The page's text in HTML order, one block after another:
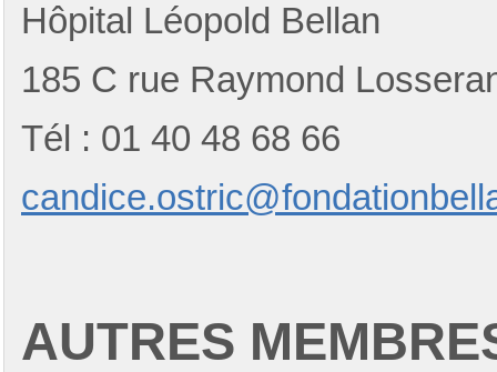
Hôpital Léopold Bellan
185 C rue Raymond
Tél : 01 40 48 68 66
AUTRES